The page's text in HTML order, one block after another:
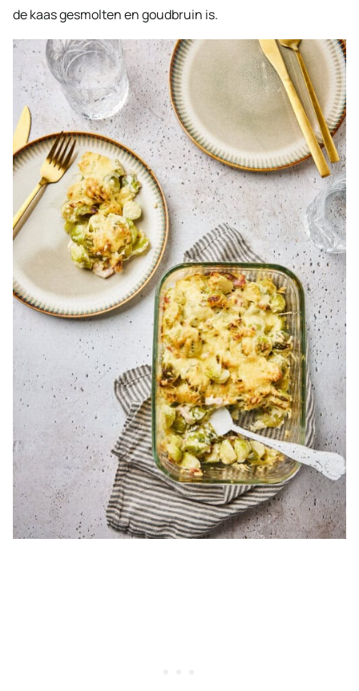
de kaas gesmolten en goudbruin is.